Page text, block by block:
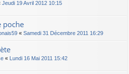
Jeudi 19 Avril 2012 10:15
poche
« Samedi 31 Décembre 2011 16:29
«
Lundi 16 Mai 2011 15:42